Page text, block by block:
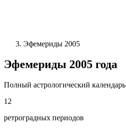
Эфемериды 2005
Эфемериды 2005 года
Полный астрологический календарь
12
ретроградных периодов